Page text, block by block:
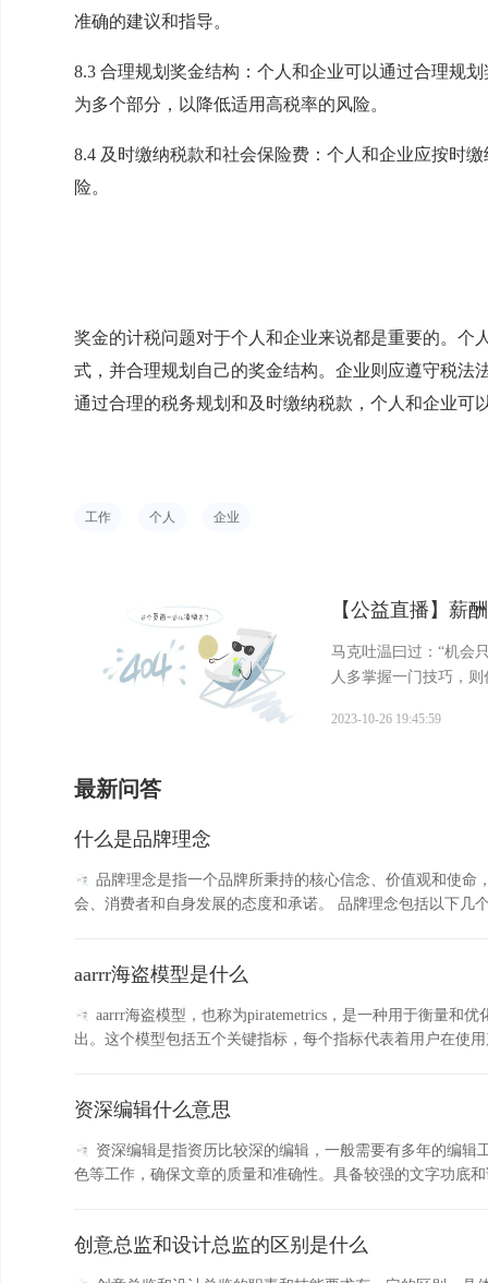
准确的建议和指导。
8.3 合理规划奖金结构：个人和企业可以通过合理规
为多个部分，以降低适用高税率的风险。
8.4 及时缴纳税款和社会保险费：个人和企业应按时
险。
奖金的计税问题对于个人和企业来说都是重要的。个
式，并合理规划自己的奖金结构。企业则应遵守税法
通过合理的税务规划和及时缴纳税款，个人和企业可
工作 个人 企业
【公益直播】薪
马克吐温曰过：“机会
人多掌握一门技巧，
2023...
2023-10-26 19:45:59
最新问答
什么是品牌理念
品牌理念是指一个品牌所秉持的核心信念、价值观和使
aarrr海盗模型是什么
aarrr海盗模型，也称为piratemetrics，是一种用于衡量和
资深编辑什么意思
资深编辑是指资历比较深的编辑，一般需要有多年的编
色等工作，确保文章的质量和准确性。具备较强的文字功底
创意总监和设计总监的区别是什么